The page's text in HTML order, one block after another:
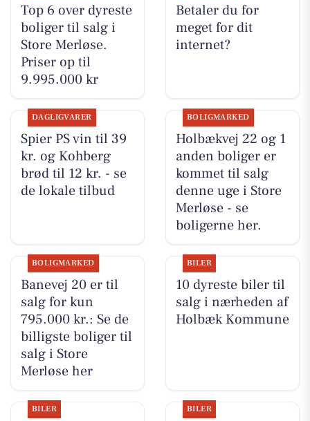
Top 6 over dyreste
boliger til salg i
Store Merløse.
Priser op til
9.995.000 kr
Betaler du for
meget for dit
internet?
DAGLIGVARER
Spier PS vin til 39
kr. og Kohberg
brød til 12 kr. - se
de lokale tilbud
BOLIGMARKED
Holbækvej 22 og 1
anden boliger er
kommet til salg
denne uge i Store
Merløse - se
boligerne her.
BOLIGMARKED
Banevej 20 er til
salg for kun
795.000 kr.: Se de
billigste boliger til
salg i Store
Merløse her
BILER
10 dyreste biler til
salg i nærheden af
Holbæk Kommune
BILER BILER